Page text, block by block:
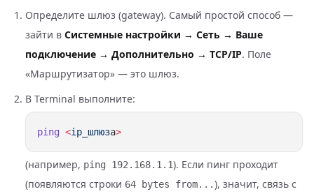
Определите шлюз (gateway). Самый простой способ —
зайти в Системные настройки → Сеть → Ваше
подключение → Дополнительно → TCP/IP. Поле
«Маршрутизатор» — это шлюз.
В Terminal выполните:
ping <ip_шлюза
(например, ping 192.168.1.1). Если пинг проходит
(появляются строки 64 bytes from...), значит, связь с